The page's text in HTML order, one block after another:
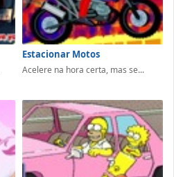
Estacionar Motos
Acelere na hora certa, mas se...